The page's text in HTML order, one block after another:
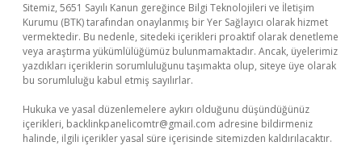
Sitemiz, 5651 Sayılı Kanun gereğince Bilgi Teknolojileri ve İletişim
Kurumu (BTK) tarafından onaylanmış bir Yer Sağlayıcı olarak hizmet
vermektedir. Bu nedenle, sitedeki içerikleri proaktif olarak denetleme
veya araştırma yükümlülüğümüz bulunmamaktadır. Ancak, üyelerimiz
yazdıkları içeriklerin sorumluluğunu taşımakta olup, siteye üye olarak
bu sorumluluğu kabul etmiş sayılırlar.
Hukuka ve yasal düzenlemelere aykırı olduğunu düşündüğünüz
içerikleri, backlinkpanelicomtr@gmail.com adresine bildirmeniz
halinde, ilgili içerikler yasal süre içerisinde sitemizden kaldırılacaktır.